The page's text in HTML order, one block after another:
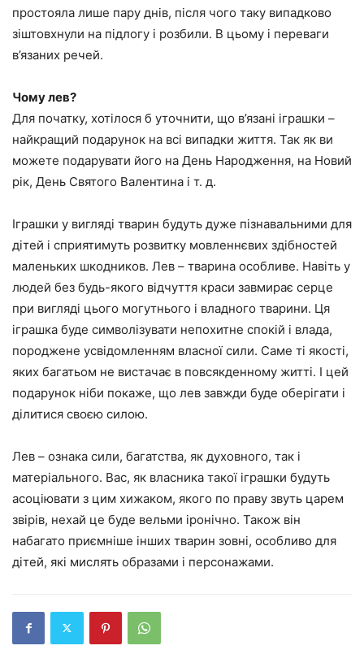
простояла лише пару днів, після чого таку випадково
зіштовхнули на підлогу і розбили. В цьому і переваги
в’язаних речей.
Чому лев?
Для початку, хотілося б уточнити, що в’язані іграшки –
найкращий подарунок на всі випадки життя. Так як ви
можете подарувати його на День Народження, на Новий
рік, День Святого Валентина і т. д.
Іграшки у вигляді тварин будуть дуже пізнавальними для
дітей і сприятимуть розвитку мовленнєвих здібностей
маленьких шкодников. Лев – тварина особливе. Навіть у
людей без будь-якого відчуття краси завмирає серце
при вигляді цього могутнього і владного тварини. Ця
іграшка буде символізувати непохитне спокій і влада,
породжене усвідомленням власної сили. Саме ті якості,
яких багатьом не вистачає в повсякденному житті. І цей
подарунок ніби покаже, що лев завжди буде оберігати і
ділитися своєю силою.
Лев – ознака сили, багатства, як духовного, так і
матеріального. Вас, як власника такої іграшки будуть
асоціювати з цим хижаком, якого по праву звуть царем
звірів, нехай це буде вельми іронічно. Також він
набагато приємніше інших тварин зовні, особливо для
дітей, які мислять образами і персонажами.